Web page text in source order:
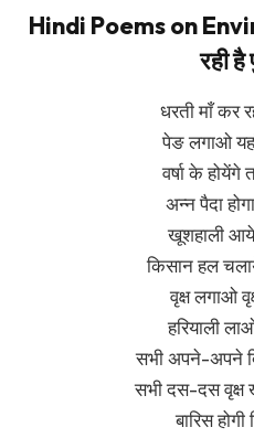
Hindi Poems on
रही है
धरती माँ कर
पेङ लगाओ
वर्षा के होयेंगे
अन्न पैदा
खूशहाली
किसान हल
वृक्ष लगाओ
हरियाली
सभी अपने-अपने
सभी दस-दस वृक्ष
बारिस